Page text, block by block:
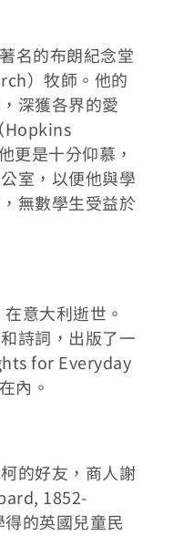
名的布朗紀念堂
）牧師。他的
深獲各界的愛
Hopkins
更是十分仰慕，
室，以便他與學
無數學生受益於
意大利逝世。
詩詞，出版了一
for Everyday
內。
的好友，商人謝
1852-
的英國兒童民